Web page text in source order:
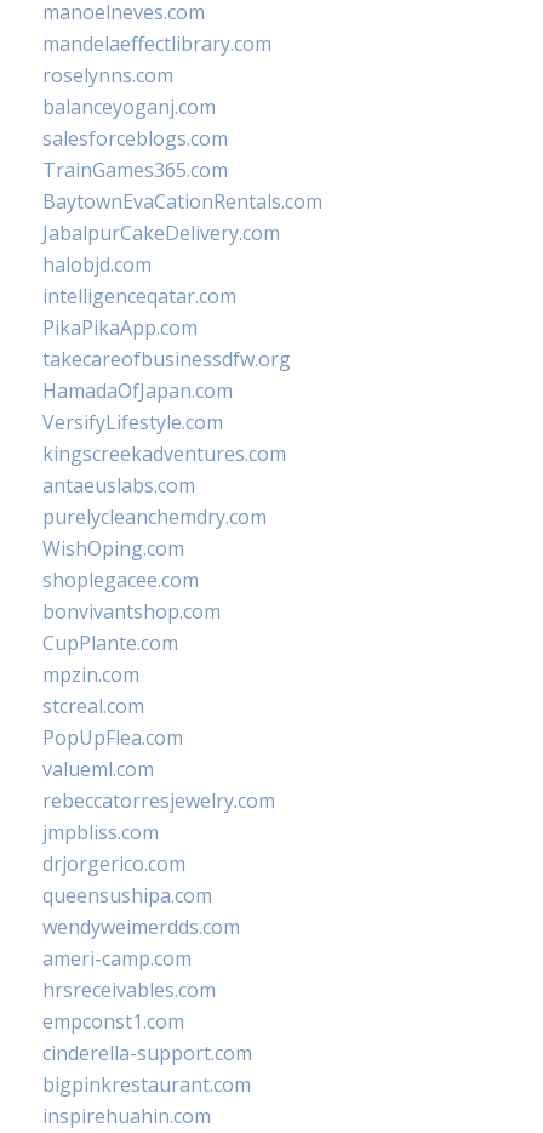
manoelneves.com
mandelaeffectlibrary.com
roselynns.com
balanceyoganj.com
salesforceblogs.com
TrainGames365.com
BaytownEvaCationRentals.com
JabalpurCakeDelivery.com
halobjd.com
intelligenceqatar.com
PikaPikaApp.com
takecareofbusinessdfw.org
HamadaOfJapan.com
VersifyLifestyle.com
kingscreekadventures.com
antaeuslabs.com
purelycleanchemdry.com
WishOping.com
shoplegacee.com
bonvivantshop.com
CupPlante.com
mpzin.com
stcreal.com
PopUpFlea.com
valueml.com
rebeccatorresjewelry.com
jmpbliss.com
drjorgerico.com
queensushipa.com
wendyweimerdds.com
ameri-camp.com
hrsreceivables.com
empconst1.com
cinderella-support.com
bigpinkrestaurant.com
inspirehuahin.com